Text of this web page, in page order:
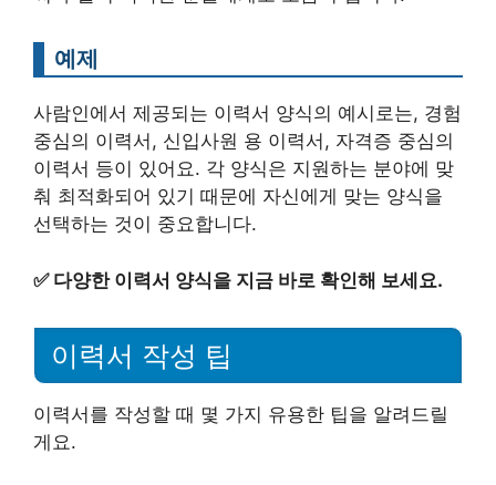
예제
사람인에서 제공되는 이력서 양식의 예시로는, 경험
중심의 이력서, 신입사원 용 이력서, 자격증 중심의
이력서 등이 있어요. 각 양식은 지원하는 분야에 맞
춰 최적화되어 있기 때문에 자신에게 맞는 양식을
선택하는 것이 중요합니다.
✅ 다양한 이력서 양식을 지금 바로 확인해 보세요.
이력서 작성 팁
이력서를 작성할 때 몇 가지 유용한 팁을 알려드릴
게요.